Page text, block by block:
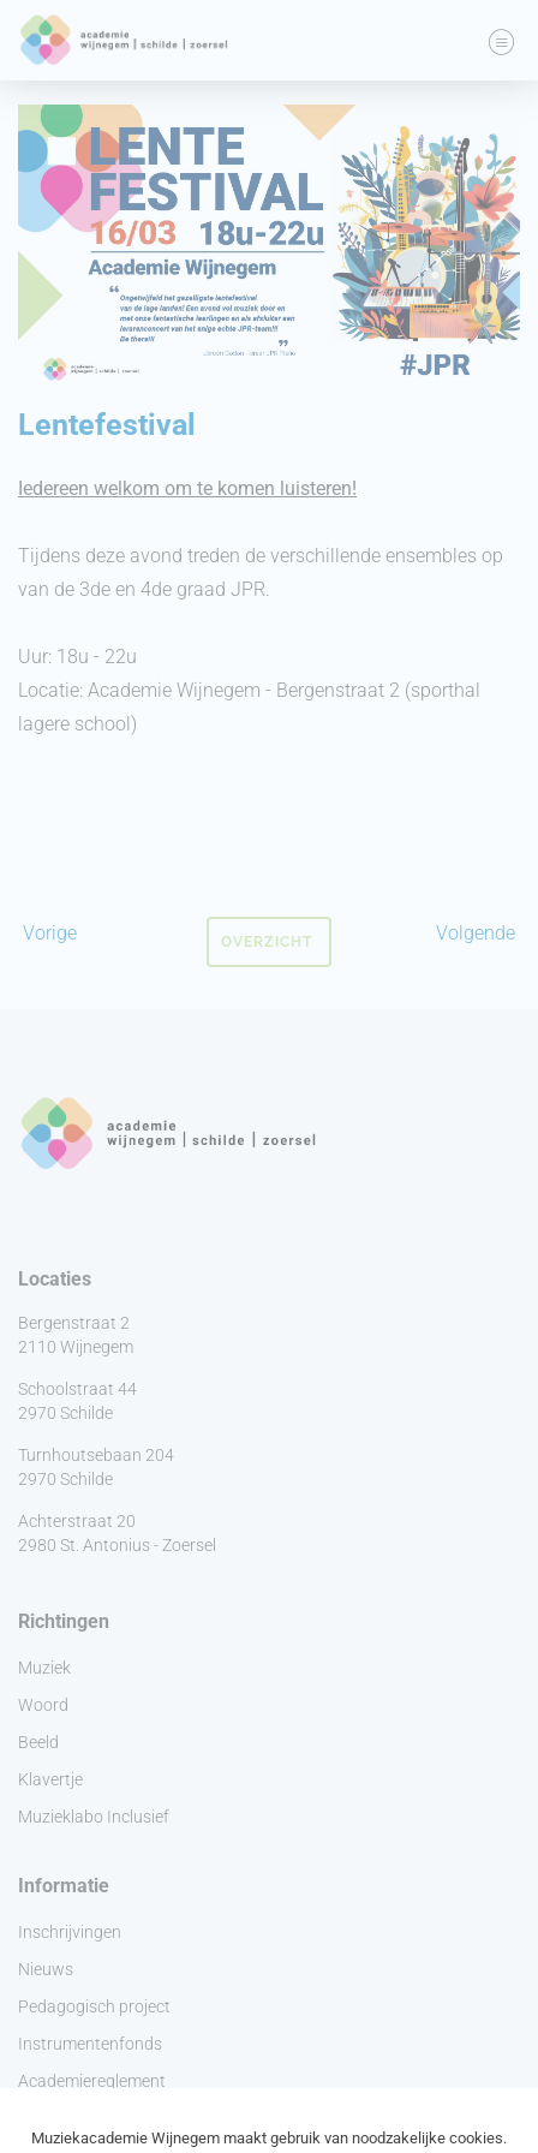
Lentefestival
Iedereen welkom om te komen luisteren!
Tijdens deze avond treden de verschillende ensembles op
van de 3de en 4de graad JPR.
Uur: 18u - 22u
Locatie: Academie Wijnegem - Bergenstraat 2 (sporthal
lagere school)
Vorige Volgende
OVERZICHT
Locaties
Bergenstraat 2
2110 Wijnegem
Schoolstraat 44
2970 Schilde
Turnhoutsebaan 204
2970 Schilde
Achterstraat 20
2980 St. Antonius - Zoersel
Richtingen
Muziek
Woord
Beeld
Klavertje
Muzieklabo Inclusief
Informatie
Inschrijvingen
Nieuws
Pedagogisch project
Instrumentenfonds
Academiereglement
Muziekacademie Wijnegem maakt gebruik van noodzakelijke cookies.